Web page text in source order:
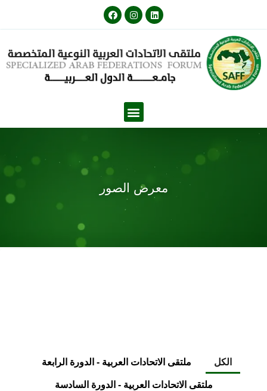
معرض الصور
الكل ملتقى الاتحادات العربية - الدورة الرابعة
ملتقى الاتحادات العربية - الدورة السادسة